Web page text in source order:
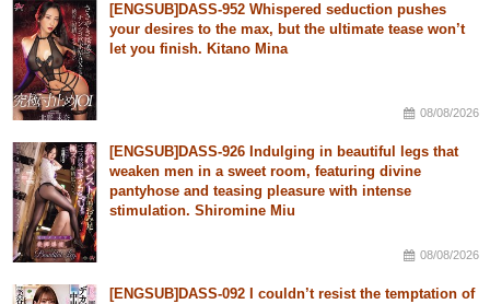
[ENGSUB]DASS-952 Whispered seduction pushes
your desires to the max, but the ultimate tease won’t
let you finish. Kitano Mina
08/08/2026
[ENGSUB]DASS-926 Indulging in beautiful legs that
weaken men in a sweet room, featuring divine
pantyhose and teasing pleasure with intense
stimulation. Shiromine Miu
08/08/2026
[ENGSUB]DASS-092 I couldn’t resist the temptation of